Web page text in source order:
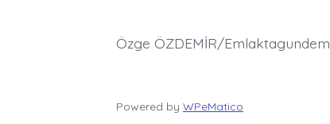
Özge ÖZDEMİR/
Powered by WPeMatico